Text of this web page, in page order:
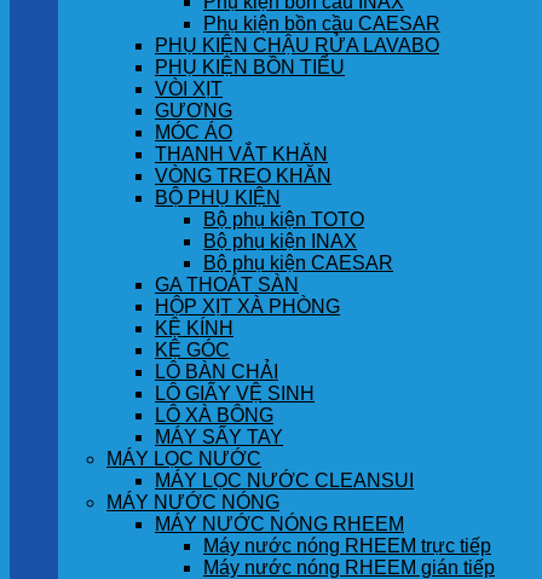
Phụ kiện bồn cầu CAESAR
PHỤ KIỆN CHẬU RỬA LAVABO
PHỤ KIỆN BỒN TIỂU
VÒI XỊT
GƯƠNG
MÓC ÁO
THANH VẮT KHĂN
VÒNG TREO KHĂN
BỘ PHỤ KIỆN
Bộ phụ kiện TOTO
Bộ phụ kiện INAX
Bộ phụ kiện CAESAR
GA THOÁT SÀN
HỘP XỊT XÀ PHÒNG
KỆ KÍNH
KỆ GÓC
LÔ BÀN CHẢI
LÔ GIẤY VỆ SINH
LÔ XÀ BÔNG
MÁY SẤY TAY
MÁY LỌC NƯỚC
MÁY LỌC NƯỚC CLEANSUI
MÁY NƯỚC NÓNG
MÁY NƯỚC NÓNG RHEEM
Máy nước nóng RHEEM trực tiếp
Máy nước nóng RHEEM gián tiếp